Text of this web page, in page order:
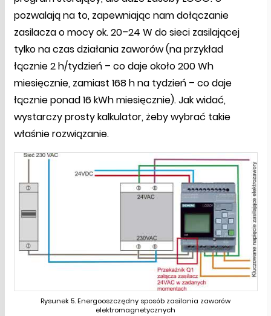
pozwalają na to, zapewniając nam dołączanie
zasilacza o mocy ok. 20–24 W do sieci zasilającej
tylko na czas działania zaworów (na przykład
łącznie 2 h/tydzień – co daje około 200 Wh
miesięcznie, zamiast 168 h na tydzień – co daje
łącznie ponad 16 kWh miesięcznie). Jak widać,
wystarczy prosty kalkulator, żeby wybrać takie
właśnie rozwiązanie.
Rysunek 5. Energooszczędny sposób zasilania zaworów
elektromagnetycznych